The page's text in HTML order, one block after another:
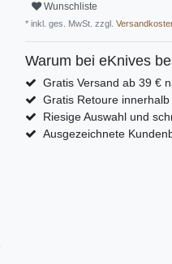
Wunschliste
* inkl. ges. MwSt. zzgl.
Warum bei eKnives
Gratis Versand ab 39 €
Gratis Retoure innerhalb
Riesige Auswahl und
Ausgezeichnete